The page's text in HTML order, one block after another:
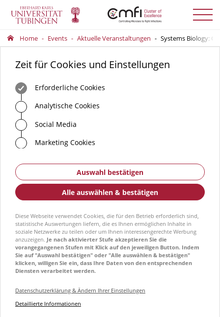
Menü
Home Events Aktuelle Veranstaltungen Systems Biology:
Zeit für Cookies und Einstellungen
Erforderliche Cookies
Analytische Cookies
Social Media
Marketing Cookies
Auswahl bestätigen
Alle auswählen & bestätigen
Diese Webseite verwendet Cookies, die für den Betrieb erforderlich sind,
statistische Auswertungen liefern, die es Ihnen ermöglichen Inhalte in
soziale Netzwerke zu teilen oder um Ihnen interessengerechte Werbung
anzuzeigen. Je nach aktivierter Stufe akzeptieren Sie die
vorangegangenen Stufen mit Klick auf den jeweiligen Button. Indem
Sie auf "Auswahl bestätigen" oder "Alle auswählen & bestätigen"
klicken, willigen Sie ein, dass Ihre Daten von den entsprechenden
Diensten verarbeitet werden.
Datenschutzerklärung & Ändern Ihrer Einstellungen
Detaillierte Informationen